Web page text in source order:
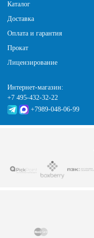
Каталог
Доставка
Оплата и гарантия
Прокат
Лицензирование
Интернет-магазин:
+7 495-432-32-22
+7989-048-06-99